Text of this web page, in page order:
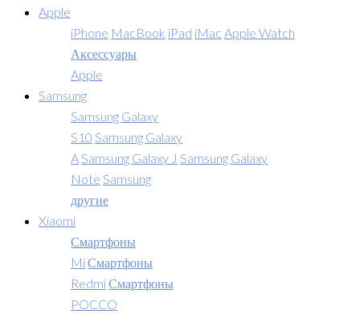
Apple
iPhone MacBook iPad iMac Apple Watch
Аксессуары
Apple
Samsung
Samsung Galaxy
S10 Samsung Galaxy
A Samsung Galaxy J Samsung Galaxy
Note Samsung
другие
Xiaomi
Смартфоны
MiСмартфоны
RedmiСмартфоны
POCCO